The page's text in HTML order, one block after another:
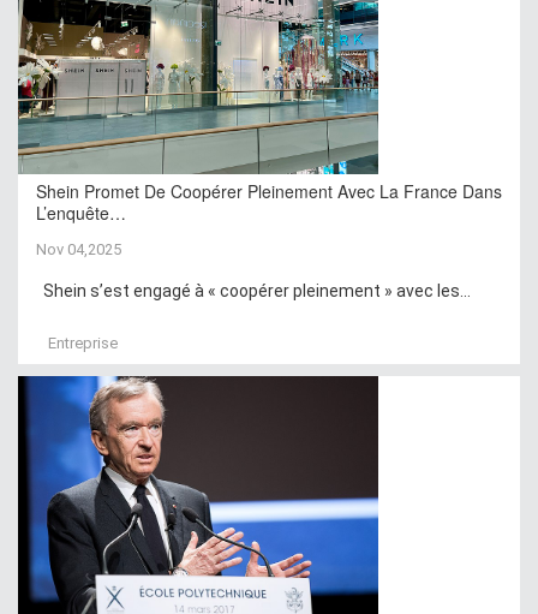
Shein Promet De Coopérer Pleinement Avec La France Dans
L’enquête…
Nov 04,2025
Shein s’est engagé à « coopérer pleinement » avec les...
Entreprise